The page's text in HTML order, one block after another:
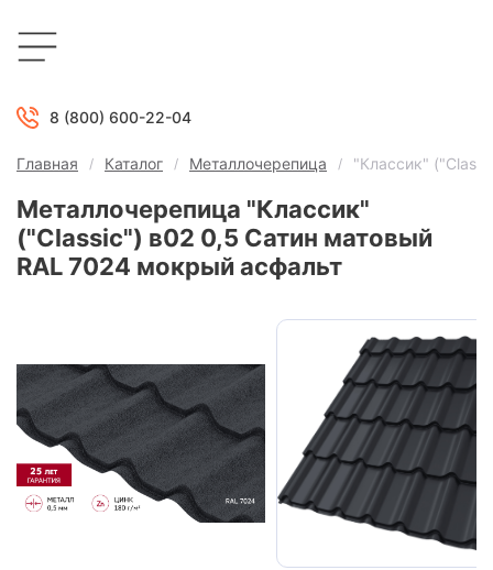
8 (800) 600-22-04
Главная Каталог Металлочерепица "Классик"
Металлочерепица "Классик"
("Classic") в02 0,5 Сатин матовый
RAL 7024 мокрый асфальт